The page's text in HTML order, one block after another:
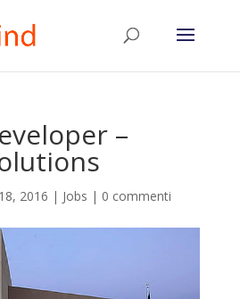
–
2016 | Jobs | 0 commenti